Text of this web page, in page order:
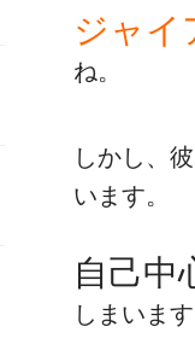
ジャイ
ね。
しかし、
います。
自己中
しまいま